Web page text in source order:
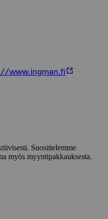
www.ingman.fi
Suosittelemme
myös myyntipakkauksesta.